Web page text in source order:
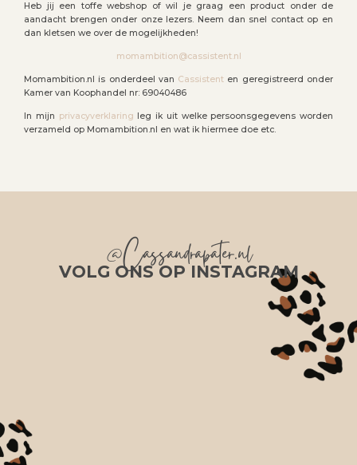
Heb jij een toffe webshop of wil je graag een product onder de
aandacht brengen onder onze lezers. Neem dan snel contact op en
dan kletsen we over de mogelijkheden!
momambition@cassistent.nl
Momambition.nl is onderdeel van Cassistent en geregistreerd onder
Kamer van Koophandel nr: 69040486
In mijn privacyverklaring leg ik uit welke persoonsgegevens worden
verzameld op Momambition.nl en wat ik hiermee doe etc.
@Cassandrapater.nl
VOLG ONS OP INSTAGRAM